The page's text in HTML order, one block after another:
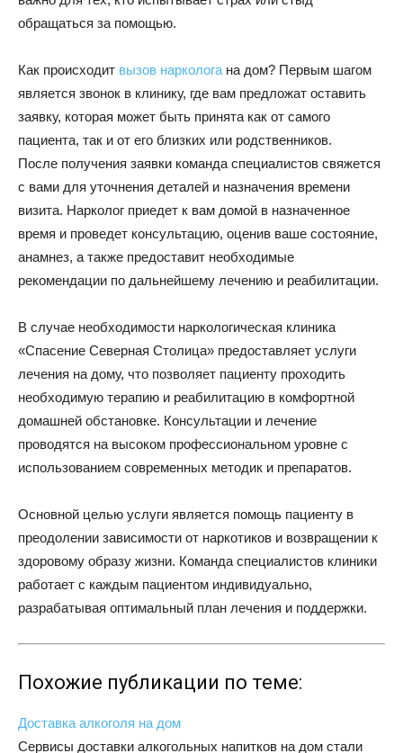
обращаться за помощью.
Как происходит вызов нарколога на дом? Первым шагом
является звонок в клинику, где вам предложат оставить
заявку, которая может быть принята как от самого
пациента, так и от его близких или родственников.
После получения заявки команда специалистов свяжется
с вами для уточнения деталей и назначения времени
визита. Нарколог приедет к вам домой в назначенное
время и проведет консультацию, оценив ваше состояние,
анамнез, а также предоставит необходимые
рекомендации по дальнейшему лечению и реабилитации.
В случае необходимости наркологическая клиника
«Спасение Северная Столица» предоставляет услуги
лечения на дому, что позволяет пациенту проходить
необходимую терапию и реабилитацию в комфортной
домашней обстановке. Консультации и лечение
проводятся на высоком профессиональном уровне с
использованием современных методик и препаратов.
Основной целью услуги является помощь пациенту в
преодолении зависимости от наркотиков и возвращении к
здоровому образу жизни. Команда специалистов клиники
работает с каждым пациентом индивидуально,
разрабатывая оптимальный план лечения и поддержки.
Похожие публикации по теме:
Доставка алкоголя на дом
Сервисы доставки алкогольных напитков на дом стали